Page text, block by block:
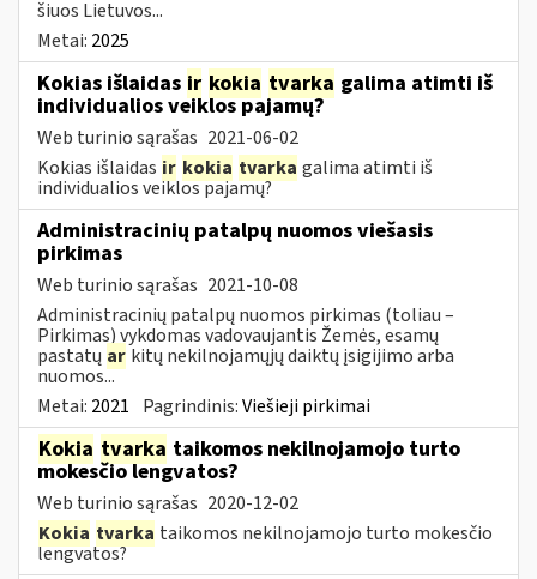
šiuos Lietuvos...
Metai: 2025
Kokias išlaidas ir kokia tvarka galima atimti iš
individualios veiklos pajamų?
Web turinio sąrašas 2021-06-02
Kokias išlaidas ir kokia tvarka galima atimti iš
individualios veiklos pajamų?
Administracinių patalpų nuomos viešasis
pirkimas
Web turinio sąrašas 2021-10-08
Administracinių patalpų nuomos pirkimas (toliau –
Pirkimas) vykdomas vadovaujantis Žemės, esamų
pastatų ar kitų nekilnojamųjų daiktų įsigijimo arba
nuomos...
Metai: 2021 Pagrindinis:Viešieji pirkimai
Kokia tvarka taikomos nekilnojamojo turto
mokesčio lengvatos?
Web turinio sąrašas 2020-12-02
Kokia tvarka taikomos nekilnojamojo turto mokesčio
lengvatos?